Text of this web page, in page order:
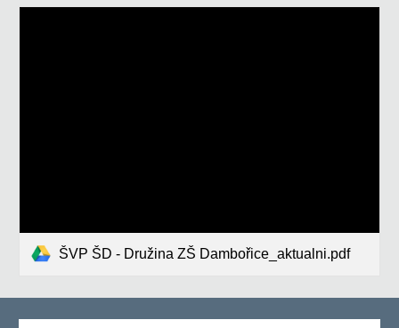
ŠVP ŠD - Družina ZŠ Dambořice_aktualni.pdf